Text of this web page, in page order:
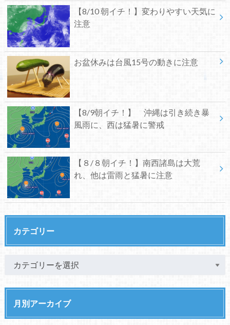
【8/10 朝イチ！】変わりやすい天気に
注意
お盆休みは台風15号の動きに注意
【8/9朝イチ！】 沖縄は引き続き暴
風雨に、西は猛暑に警戒
【８/８朝イチ！】南西諸島は大荒
れ、他は雷雨と猛暑に注意
カテゴリー
月別アーカイブ